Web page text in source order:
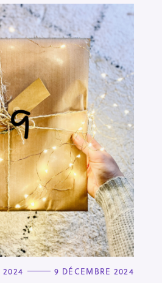
2024 9 DÉCEMBRE 2024